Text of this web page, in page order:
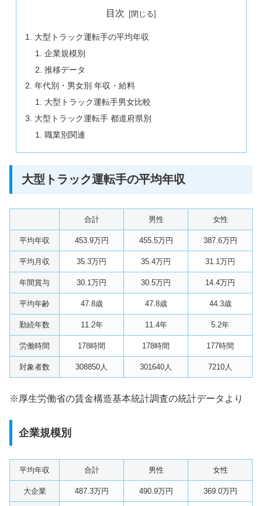
目次
大型トラック運転手の平均年収
企業規模別
推移データ
年代別・男女別 年収・給料
大型トラック運転手男女比較
大型トラック運転手 都道府県別
職業別関連
大型トラック運転手の平均年収
合計 男性 女性
平均年収 453.9万円 455.5万円 387.6万円
平均月収 35.3万円 35.4万円 31.1万円
年間賞与 30.1万円 30.5万円 14.4万円
平均年齢 47.8歳 47.8歳 44.3歳
勤続年数 11.2年 11.4年 5.2年
労働時間 178時間 178時間 177時間
対象者数 308850人 301640人 7210人
※厚生労働省の賃金構造基本統計調査の統計データより
企業規模別
平均年収 合計 男性 女性
大企業 487.3万円 490.9万円 369.0万円